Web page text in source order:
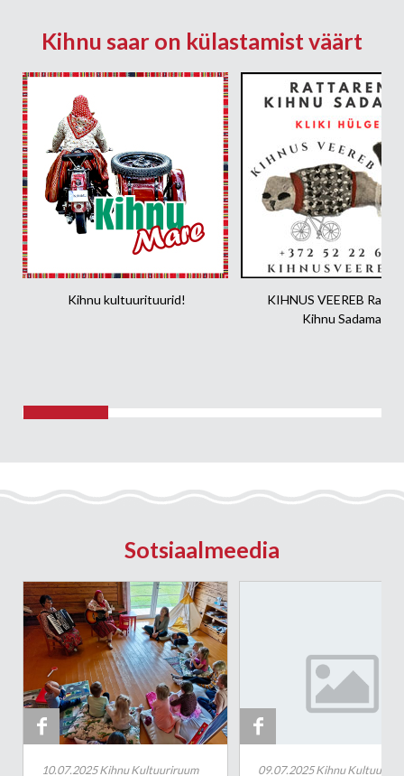
Kihnu saar on külastamist väärt
Kihnu kultuurituurid!
KIHNUS VEEREB
Kihnu Sadamas
Sotsiaalmeedia

10.07.2025 Kihnu Kultuuriruum

09.07.2025 Kihnu